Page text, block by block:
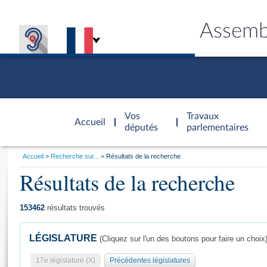
Accueil
d'accueil
Vos
députés
Travaux
parlementaires
Général
Vous
Accueil Recherche sur... Résultats de la recherche
Résultats de la recherche
153462 résultats trouvés
LÉGISLATURE (Cliquez sur l'un des boutons pour faire un choix)
17e législature (X) Précédentes législatures